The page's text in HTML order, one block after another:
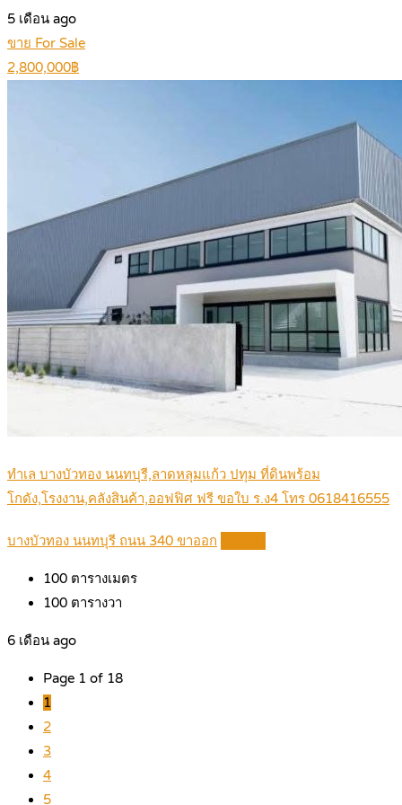
5 เดือน ago
ขาย For Sale
2,800,000฿
ทำเล บางบัวทอง นนทบุรี,ลาดหลุมแก้ว ปทุม ที่ดินพร้อม
โกดัง,โรงงาน,คลังสินค้า,ออฟฟิศ ฟรี ขอใบ ร.ง4 โทร 0618416555
บางบัวทอง นนทบุรี ถนน 340 ขาออก
100 ตารางเมตร
100 ตารางวา
6 เดือน ago
Page 1 of 18
1
2
3
4
5